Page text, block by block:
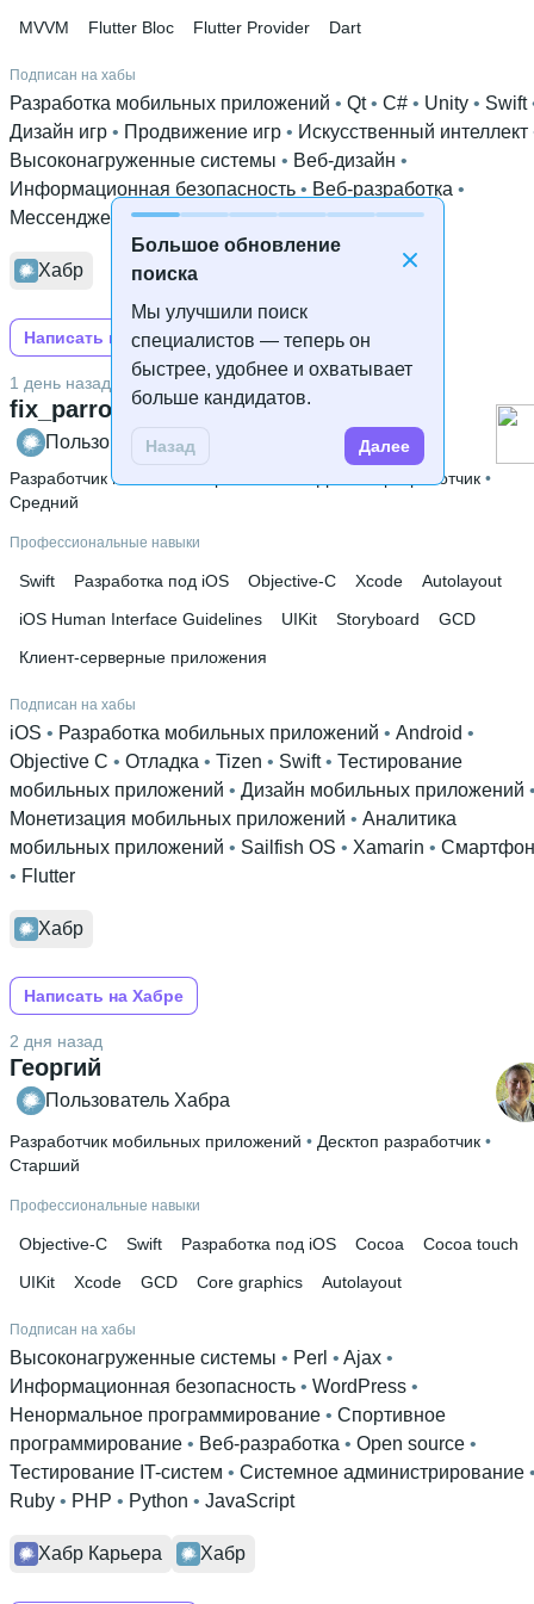
Большое обновление
поиска
Мы улучшили поиск
специалистов — теперь он
быстрее, удобнее и охватывает
больше кандидатов.
Назад Далее
MVVM
Flutter Bloc Flutter Provider Dart
Подписан на хабы
Разработка мобильных приложений • Qt • C# • Unity • Swift
Дизайн игр • Продвижение игр • Искусственный интеллект
Высоконагруженные системы • Веб-дизайн
Информационная безопасность • Веб-разработка
Мессенджеры • Tarantool • TensorFlow
Хабр
Написать на Хабре
fix_parrot
1 день назад
Пользователь Хабра
Разработчик мобильных приложений Десктоп разработчик
Средний
Профессиональные навыки
Swift Разработка под iOS Objective-С Xcode
Autolayout
iOS Human Interface Guidelines
UIKit Storyboard
GCD
Клиент-серверные приложения
Подписан на хабы
iOS • Разработка мобильных приложений • Android
Objective C • Отладка • Tizen • Swift • Тестирование
мобильных приложений • Дизайн мобильных приложений
Монетизация мобильных приложений • Аналитика
мобильных приложений • Sailfish OS • Xamarin •
• Flutter
Хабр
Написать на Хабре
Георгий
2 дня назад
Пользователь Хабра
Разработчик мобильных приложений • Десктоп разработчик
Старший
Профессиональные навыки
Objective-С Swift Разработка под iOS Cocoa
Cocoa touch
UIKit
Xcode GCD Core graphics Autolayout
Подписан на хабы
Высоконагруженные системы • Perl • Ajax
Информационная безопасность • WordPress
Ненормальное программирование • Спортивное
программирование • Веб-разработка • Open source
Тестирование IT-систем • Системное администрирование
Ruby • PHP • Python • JavaScript
Хабр Карьера Хабр